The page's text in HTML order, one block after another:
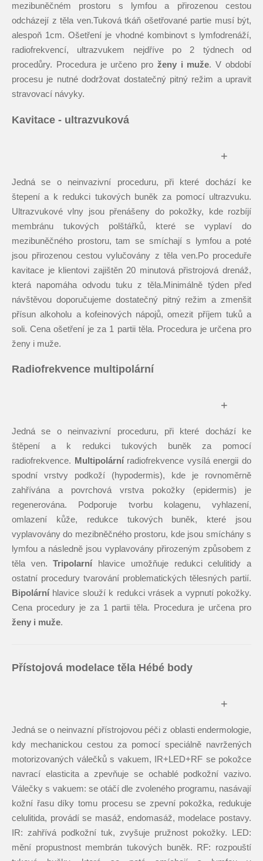
mezibuněčném prostoru s lymfou a přirozenou cestou
odcházejí z těla ven.Tuková tkáň ošetřované partie musí být,
alespoň 1cm. Ošetření je vhodné kombinovt s lymfodrenáží,
radiofrekvencí, ultrazvukem nejdříve po 2 týdnech od
procedůry. Procedura je určeno pro ženy i muže. V období
procesu je nutné dodržovat dostatečný pitný režim a upravit
stravovací návyky.
Kavitace - ultrazvuková
+
Jedná se o neinvazivní proceduru, při které dochází ke
štepení a k redukci tukových buněk za pomocí ultrazvuku.
Ultrazvukové vlny jsou přenášeny do pokožky, kde rozbíjí
membránu tukových polštářků, které se vyplaví do
mezibuněčného prostoru, tam se smíchají s lymfou a poté
jsou přirozenou cestou vylučovány z těla ven.Po proceduře
kavitace je klientovi zajištěn 20 minutová přistrojová drenáž,
která napomáha odvodu tuku z těla.Minimálně týden před
návštěvou doporučujeme dostatečný pitný režim a zmenšit
přísun alkoholu a kofeinových nápojů, omezit příjem tuků a
soli. Cena ošetření je za 1 partii těla. Procedura je určena pro
ženy i muže.
Radiofrekvence multipolární
+
Jedná se o neinvazivní proceduru, při které dochází ke
štěpení a k redukci tukových buněk za pomocí
radiofrekvence. Multipolárníradiofrekvence vysílá energii do
spodní vrstvy podkoží (hypodermis), kde je rovnoměrně
zahřívána a povrchová vrstva pokožky (epidermis) je
regenerována. Podporuje tvorbu kolagenu, vyhlazení,
omlazení kůže, redukce tukových buněk, které jsou
vyplavovány do mezibněčného prostoru, kde jsou smíchány s
lymfou a následně jsou vyplavovány přirozeným způsobem z
těla ven.Tripolarníhlavice umožňuje redukci celulitidy a
ostatní procedury tvarování problematických tělesných partií.
Bipolárníhlavice slouží k redukci vrásek a vypnutí pokožky.
Cena procedury je za 1 partii těla. Procedura je určena pro
ženy i muže.
Přístojová modelace těla Hébé body
+
Jedná se o neinvazní přístrojovou péči z oblasti endermologie,
kdy mechanickou cestou za pomocí speciálně navržených
motorizovaných válečků s vakuem, IR+LED+RF se pokožce
navrací elasticita a zpevňuje se ochablé podkožní vazivo.
Válečky s vakuem: se otáčí dle zvoleného programu, nasávají
kožní řasu díky tomu procesu se zpevní pokožka, redukuje
celulitida, provádí se masáž, endomasáž, modelace postavy.
IR: zahřívá podkožní tuk, zvyšuje pružnost pokožky. LED:
mění propustnost membrán tukových buněk. RF: rozpouští